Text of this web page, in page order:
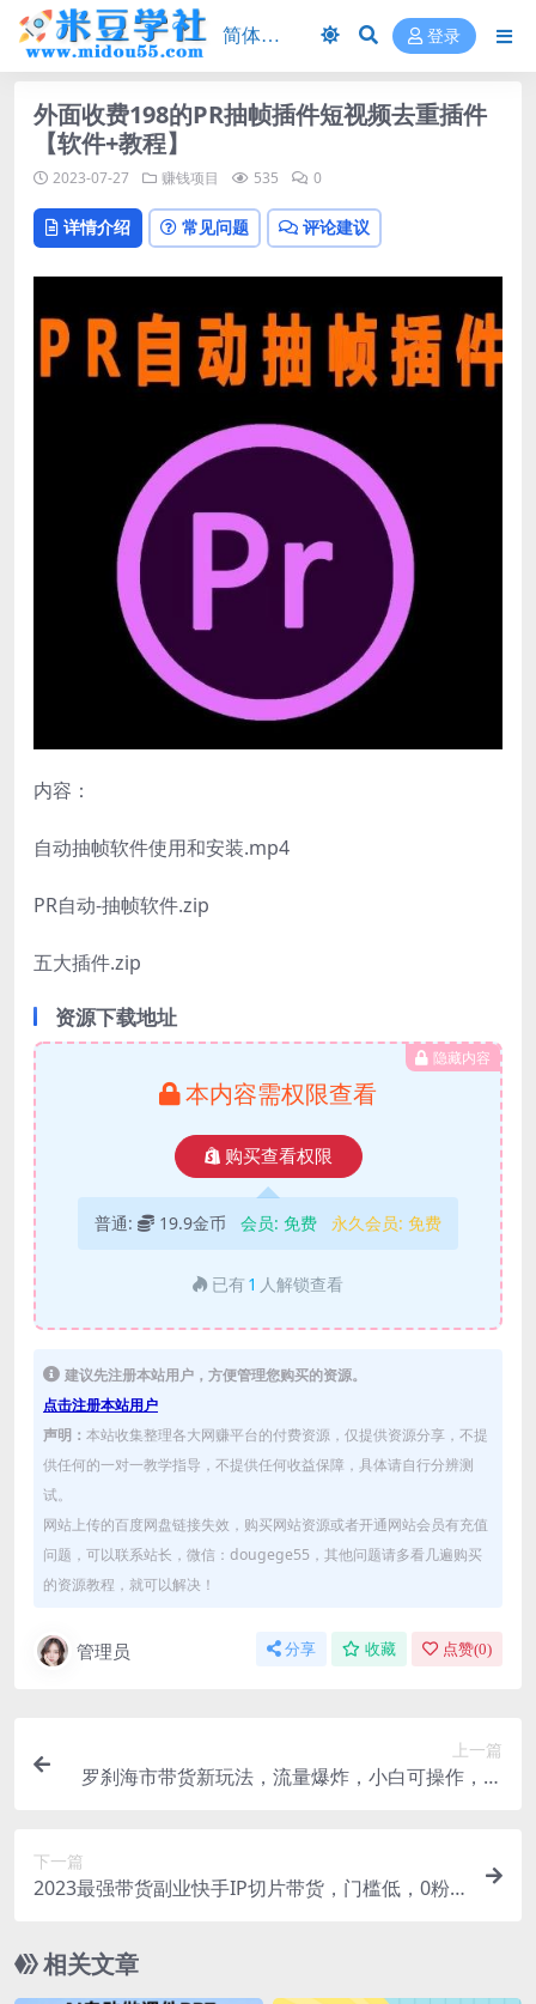
登录
外面收费198的PR抽帧插件短视频去重插件
【软件+教程】
2023-07-27 赚钱项目 535 0
详情介绍 常见问题 评论建议
内容：
自动抽帧软件使用和安装.mp4
PR自动-抽帧软件.zip
五大插件.zip
资源下载地址
隐藏内容
本内容需权限查看
购买查看权限
普通: 19.9金币 会员: 免费 永久会员: 免费
已有 1 人解锁查看
建议先注册本站用户，方便管理您购买的资源。
点击注册本站用户
声明： 本站收集整理各大网赚平台的付费资源，仅提供资源分享，不提
供任何的一对一教学指导，不提供任何收益保障，具体请自行分辨测
试。
网站上传的百度网盘链接失效，购买网站资源或者开通网站会员有充值
问题，可以联系站长，微信：dougege55，其他问题请多看几遍购买
的资源教程，就可以解决！
管理员 分享 收藏 点赞(0)
上一篇
罗刹海市带货新玩法，流量爆炸，小白可操作，长
下一篇
2023最强带货副业快手IP切片带货，门槛低，0粉
相关文章